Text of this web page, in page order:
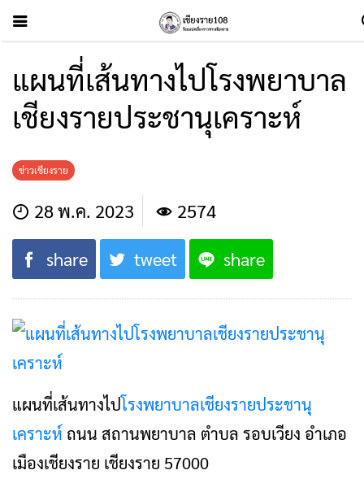
แผนที่เส้นทางไปโรงพยาบาล
เชียงรายประชานุเคราะห์
ข่าวเชียงราย
28 พ.ค. 2023 2574
share tweet share
แผนที่เส้นทางไปโรงพยาบาลเชียงรายประชานุ
เคราะห์ ถนน สถานพยาบาล ตำบล รอบเวียง อำเภอ
เมืองเชียงราย เชียงราย 57000